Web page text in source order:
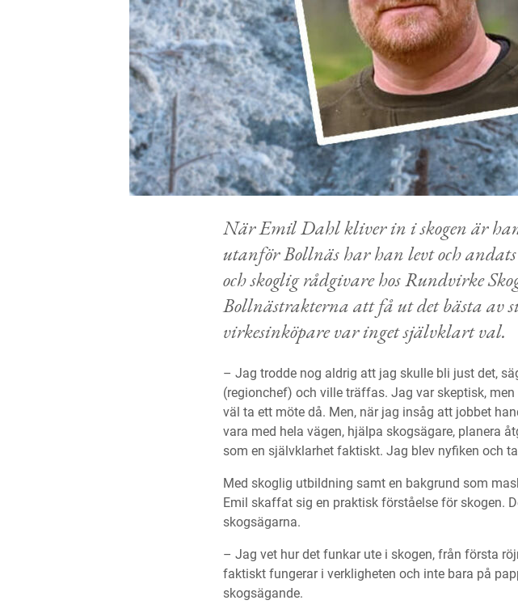
När Emil Dahl kliver in i skogen är
utanför Bollnäs har han levt och
och skoglig rådgivare hos Rundvirke
Bollnästrakterna att få ut det bästa av
virkesinköpare var inget självklart val.
– Jag trodde nog aldrig att jag skulle bli just det,
(regionchef) och ville träffas. Jag var skeptisk,
väl ta ett möte då. Men, när jag insåg att jobbet
vara med hela vägen, hjälpa skogsägare, planera
som en självklarhet faktiskt. Jag blev nyfiken och
Med skoglig utbildning samt en bakgrund som
Emil skaffat sig en praktisk förståelse för skogen.
skogsägarna.
– Jag vet hur det funkar ute i skogen, från första
faktiskt fungerar i verkligheten och inte bara på
skogsägande.